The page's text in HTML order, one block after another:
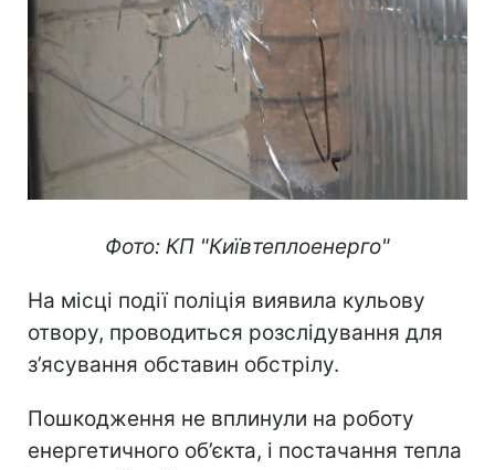
Фото: КП "Київтеплоенерго"
На місці події поліція виявила кульову
отвору, проводиться розслідування для
з’ясування обставин обстрілу.
Пошкодження не вплинули на роботу
енергетичного об’єкта, і постачання тепла